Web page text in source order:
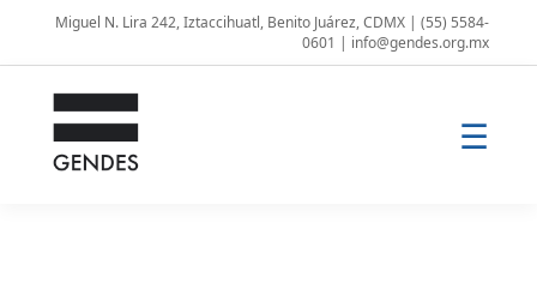
Miguel N. Lira 242, Iztaccihuatl, Benito Juárez, CDMX | (55) 5584-
0601 | info@gendes.org.mx
☰